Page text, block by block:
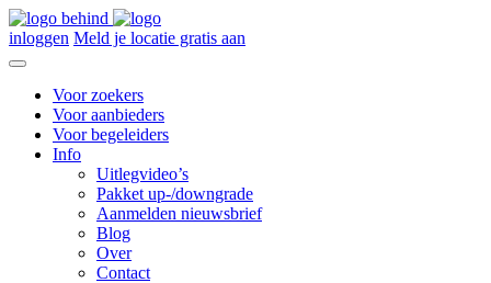
inloggen Meld je locatie gratis aan
Voor zoekers
Voor aanbieders
Voor begeleiders
Info
Uitlegvideo’s
Pakket up-/downgrade
Aanmelden nieuwsbrief
Blog
Over
Contact